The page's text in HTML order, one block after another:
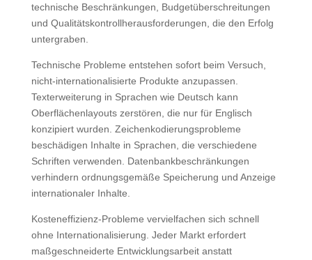
technische Beschränkungen, Budgetüberschreitungen
und Qualitätskontrollherausforderungen, die den Erfolg
untergraben.
Technische Probleme entstehen sofort beim Versuch,
nicht-internationalisierte Produkte anzupassen.
Texterweiterung in Sprachen wie Deutsch kann
Oberflächenlayouts zerstören, die nur für Englisch
konzipiert wurden. Zeichenkodierungsprobleme
beschädigen Inhalte in Sprachen, die verschiedene
Schriften verwenden. Datenbankbeschränkungen
verhindern ordnungsgemäße Speicherung und Anzeige
internationaler Inhalte.
Kosteneffizienz-Probleme vervielfachen sich schnell
ohne Internationalisierung. Jeder Markt erfordert
maßgeschneiderte Entwicklungsarbeit anstatt